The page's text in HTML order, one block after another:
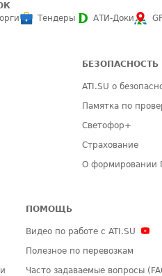
Тендеры АТИ-Доки
БЕЗОПАСНОСТЬ
ATI.SU о
Памятка по
Светофор+
Страхование
О формировании
ПОМОЩЬ
Видео по работе с ATI.SU
Полезное по перевозкам
Часто задаваемые вопросы